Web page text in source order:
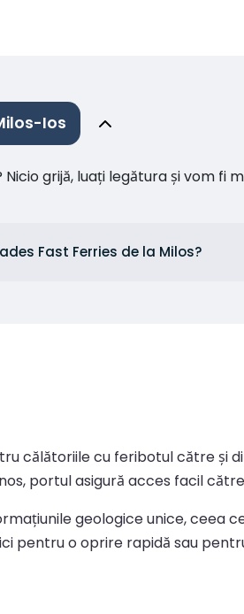
Ios
grijă, luați legătura și vom fi
Fast Ferries de la Milos?
călătoriile cu feribotul către și
portul asigură acces facil
geologice unice, ceea
pentru o oprire rapidă sau